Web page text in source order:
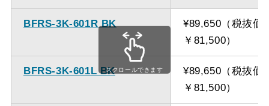
BFRS-3K-601R BK
¥89,650（税抜価
￥81,500）
BFRS-3K-601L BK
¥89,650（税抜価
￥81,500）
スクロールできます